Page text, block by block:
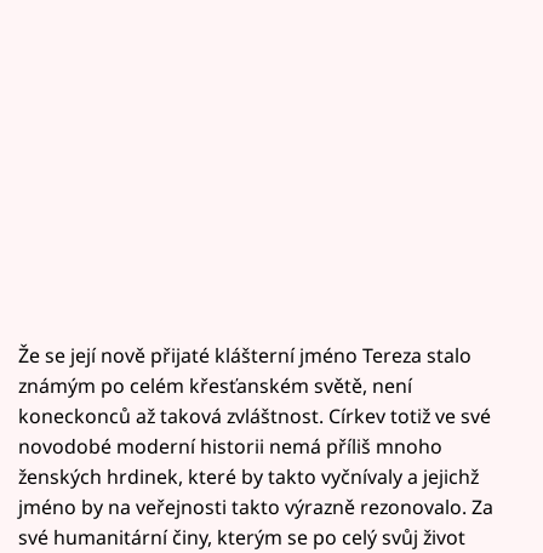
Že se její nově přijaté klášterní jméno Tereza stalo
známým po celém křesťanském světě, není
koneckonců až taková zvláštnost. Církev totiž ve své
novodobé moderní historii nemá příliš mnoho
ženských hrdinek, které by takto vyčnívaly a jejichž
jméno by na veřejnosti takto výrazně rezonovalo. Za
své humanitární činy, kterým se po celý svůj život